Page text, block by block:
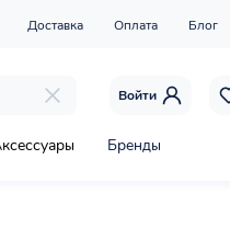
Доставка Оплата Блог
Войти
Бренды